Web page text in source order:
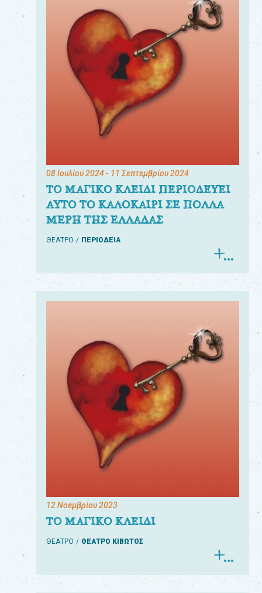
08 Ιουλίου 2024- 11 Σεπτεμβρίου 2024
ΤΟ ΜΑΓΙΚΟ ΚΛΕΙΔΙ ΠΕΡΙΟΔΕΥΕΙ
ΑΥΤΟ ΤΟ ΚΑΛΟΚΑΙΡΙ ΣΕ ΠΟΛΛΑ
ΜΕΡΗ ΤΗΣ ΕΛΛΑΔΑΣ
ΘΕΑΤΡΟ ΠΕΡΙΟΔΕΙΑ
12 Νοεμβρίου 2023
ΤΟ ΜΑΓΙΚΟ ΚΛΕΙΔΙ
ΘΕΑΤΡΟ ΘΕΑΤΡΟ ΚΙΒΩΤΟΣ